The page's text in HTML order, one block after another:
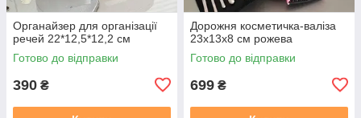
Органайзер для організації
речей 22*12,5*12,2 см
Готово до відправки
390 ₴
Дорожня косметичка-валіза
23х13х8 см рожева
Готово до відправки
699 ₴